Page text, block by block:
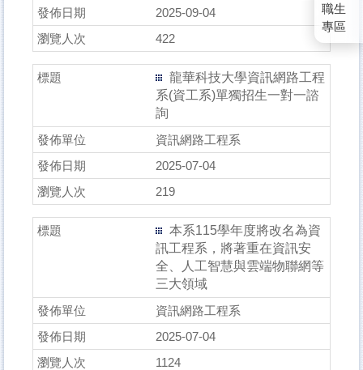
2025-09-04
422
龍華科技大學資訊網路工程
系(資工系)單獨招生一對一諮
詢
資訊網路工程系
2025-07-04
219
本系115學年度將改名為資
訊工程系，將著重在資訊安
全、人工智慧與雲端物聯網等
三大領域
資訊網路工程系
2025-07-04
1124
職生
專區